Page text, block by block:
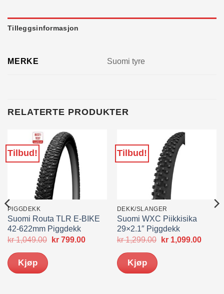
Tilleggsinformasjon
MERKE Suomi tyre
RELATERTE PRODUKTER
Tilbud!
PIGGDEKK
Suomi Routa TLR E-BIKE
42-622mm Piggdekk
kr1,049.00
Opprinnelig
kr799.00Nåværende
kr 799.00.
Kjøp
Tilbud!
DEKK/SLANGER
Suomi WXC Piikkisika
29×2.1″ Piggdekk
kr1,299.00
Opprinnelig
kr1,099.00
Kjøp